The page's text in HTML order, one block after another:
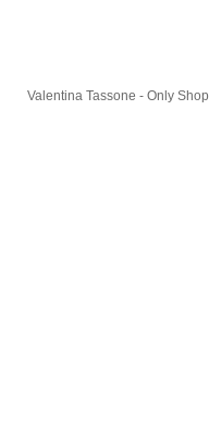
Valentina Tassone - Only